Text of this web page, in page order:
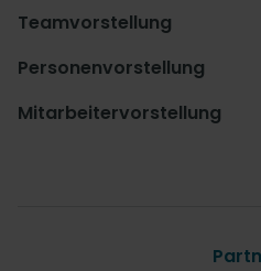
Teamvorstellung
Personenvorstellung
Mitarbeitervorstellung